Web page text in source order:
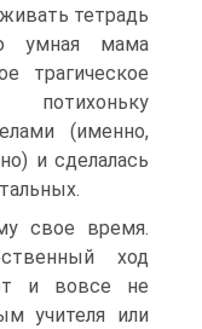
тетрадь
умная мама
трагическое
(именно,
и сделалась
свое время.
ход
и вовсе не
учителя или